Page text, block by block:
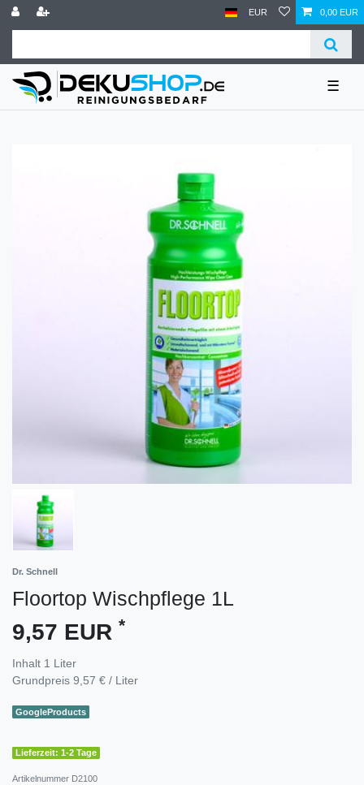
EUR 0,00 EUR
☰
Dr. Schnell
Floortop Wischpflege 1L
9,57 EUR *
Inhalt 1 Liter
Grundpreis 9,57 € / Liter
GoogleProducts
Lieferzeit: 1-2 Tage
Artikelnummer D2100